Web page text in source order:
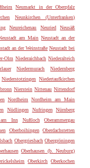
Neumarkt in der Oberpfalz
Neunkirchen (Unterfranken)
Neureichenau Neuried
Neusäß
am Main Neustadt an der
an der Weinstraße Neustadt bei
Olm Niederaichbach Niederalteich
Niedermurach
Niedernberg
Niederstotzingen Niedertaufkirchen
Nierstein Nittenau Nittendorf
Nordheim
Nordheim am Main
Nüdlingen Nufringen
Nürnberg
Inn Nußloch
Oberammergau
Oberboihingen
Oberdachstetten
Obergriesbach Obergröningen
Oberhausen (b. Neuburg)
Oberkirch Oberkochen